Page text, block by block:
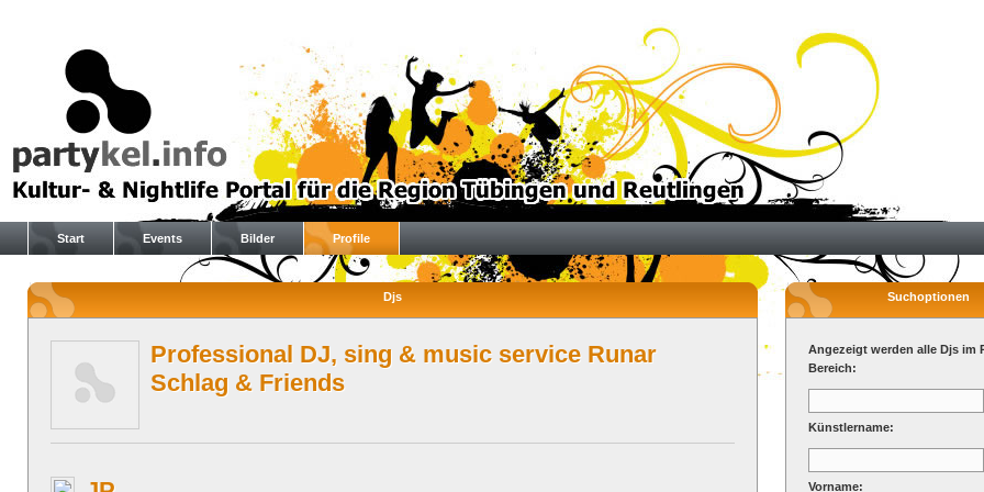
Start Events Bilder Profile
Djs
Professional DJ, sing & music service Runar
Schlag & Friends
Suchoptionen
Angezeigt werden alle Djs im
Bereich:
Künstlername:
Vorname: